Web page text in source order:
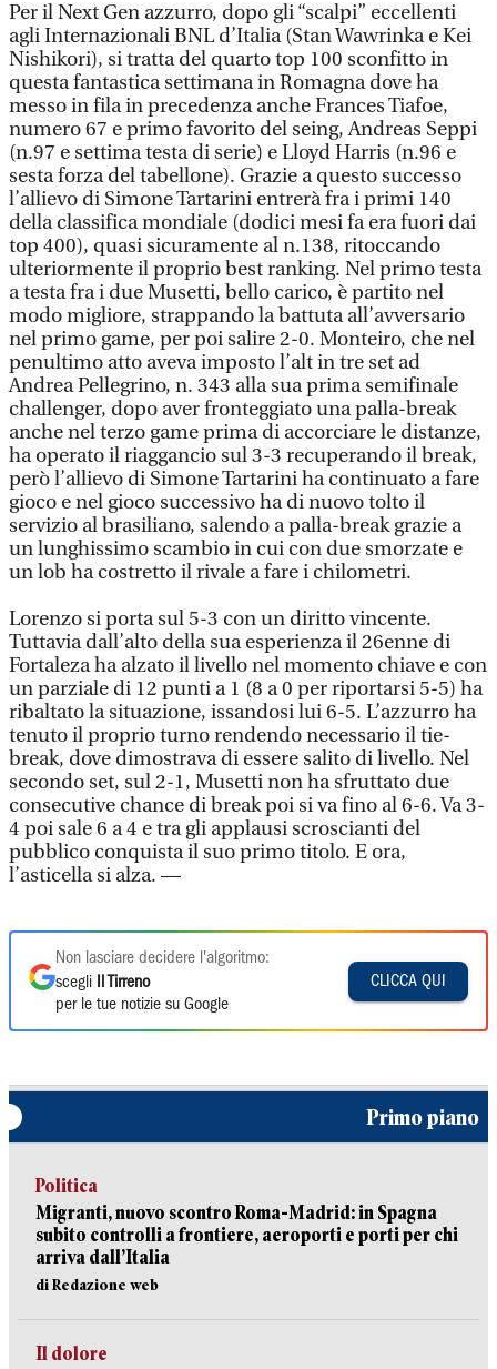
Per il Next Gen azzurro, dopo gli “scalpi” eccellenti
agli Internazionali BNL d’Italia (Stan Wawrinka e Kei
Nishikori), si tratta del quarto top 100 sconfitto in
questa fantastica settimana in Romagna dove ha
messo in fila in precedenza anche Frances Tiafoe,
numero 67 e primo favorito del seing, Andreas Seppi
(n.97 e settima testa di serie) e Lloyd Harris (n.96 e
sesta forza del tabellone). Grazie a questo successo
l’allievo di Simone Tartarini entrerà fra i primi 140
della classifica mondiale (dodici mesi fa era fuori dai
top 400), quasi sicuramente al n.138, ritoccando
ulteriormente il proprio best ranking. Nel primo testa
a testa fra i due Musetti, bello carico, è partito nel
modo migliore, strappando la battuta all’avversario
nel primo game, per poi salire 2-0. Monteiro, che nel
penultimo atto aveva imposto l’alt in tre set ad
Andrea Pellegrino, n. 343 alla sua prima semifinale
challenger, dopo aver fronteggiato una palla-break
anche nel terzo game prima di accorciare le distanze,
ha operato il riaggancio sul 3-3 recuperando il break,
però l’allievo di Simone Tartarini ha continuato a fare
gioco e nel gioco successivo ha di nuovo tolto il
servizio al brasiliano, salendo a palla-break grazie a
un lunghissimo scambio in cui con due smorzate e
un lob ha costretto il rivale a fare i chilometri.
Lorenzo si porta sul 5-3 con un diritto vincente.
Tuttavia dall’alto della sua esperienza il 26enne di
Fortaleza ha alzato il livello nel momento chiave e con
un parziale di 12 punti a 1 (8 a 0 per riportarsi 5-5) ha
ribaltato la situazione, issandosi lui 6-5. L’azzurro ha
tenuto il proprio turno rendendo necessario il tie-
break, dove dimostrava di essere salito di livello. Nel
secondo set, sul 2-1, Musetti non ha sfruttato due
consecutive chance di break poi si va fino al 6-6. Va 3-
4 poi sale 6 a 4 e tra gli applausi scroscianti del
pubblico conquista il suo primo titolo. E ora,
l’asticella si alza. —
Non lasciare decidere l'algoritmo:
scegli
Il Tirreno
per le tue notizie su Google
CLICCA QUI
Primo piano
Politica
Migranti, nuovo scontro Roma-Madrid: in Spagna
subito controlli a frontiere, aeroporti e porti per chi
arriva dall’Italia
di Redazione web
Il dolore